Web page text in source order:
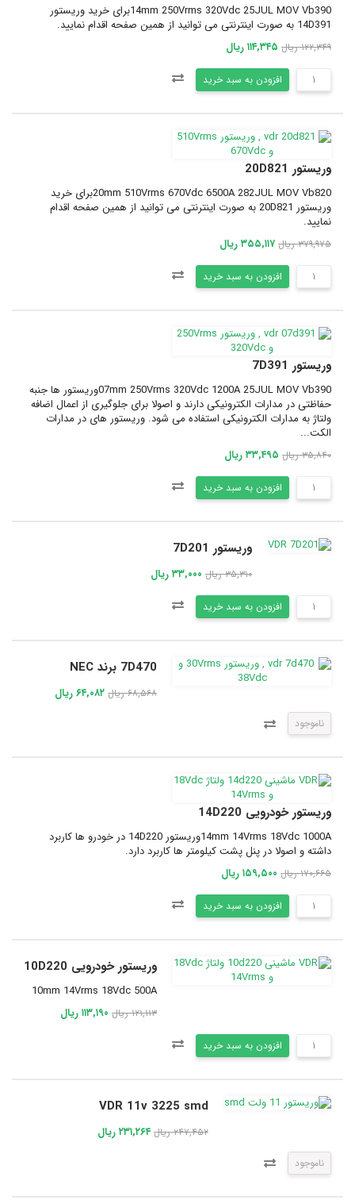
14mm 250Vrms 320Vdc 25JUL MOV Vb390برای خرید وریستور
14D391 به صورت اینترنتی می توانید از همین صفحه اقدام نمایید.
۱۲۲,۳۴۹ ریال ۱۱۴,۳۴۵ ریال
افزودن به سبد خرید
وریستور 20D821
20mm 510Vrms 670Vdc 6500A 282JUL MOV Vb820برای خرید
وریستور 20D821 به صورت اینترنتی می توانید از همین صفحه اقدام
نمایید.
۳۷۹,۹۷۵ ریال ۳۵۵,۱۱۷ ریال
افزودن به سبد خرید
وریستور 7D391
07mm 250Vrms 320Vdc 1200A 25JUL MOV Vb390وریستور ها جنبه
حفاظتی در مدارات الکترونیکی دارند و اصولا برای جلوگیری از اعمال اضافه
ولتاژ به مدارات الکترونیکی استفاده می شود. وریستور های در مدارات
الکت...
۳۵,۸۴۰ ریال ۳۳,۴۹۵ ریال
افزودن به سبد خرید
وریستور 7D201
۳۵,۳۱۰ ریال ۳۳,۰۰۰ ریال
افزودن به سبد خرید
7D470 برند NEC
۶۸,۵۶۸ ریال ۶۴,۰۸۲ ریال
ناموجود
وریستور خودرویی 14D220
14mm 14Vrms 18Vdc 1000Aوریستور 14D220 در خودرو ها کاربرد
داشته و اصولا در پنل پشت کیلومتر ها کاربرد دارد.
۱۷۰,۶۶۵ ریال ۱۵۹,۵۰۰ ریال
افزودن به سبد خرید
وریستور خودرویی 10D220
10mm 14Vrms 18Vdc 500A
۱۲۱,۱۱۳ ریال ۱۱۳,۱۹۰ ریال
افزودن به سبد خرید
VDR 11v 3225 smd
۲۴۷,۴۵۲ ریال ۲۳۱,۲۶۴ ریال
ناموجود